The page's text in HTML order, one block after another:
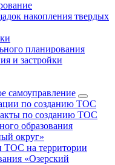
накопления твердых
планирования
и застройки
самоуправление
по созданию ТОС
по созданию ТОС
образования
округ»
ТОС на территории
«Озерский